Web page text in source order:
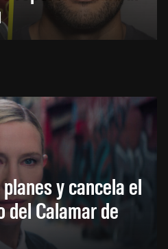
y cancela el
del Calamar de